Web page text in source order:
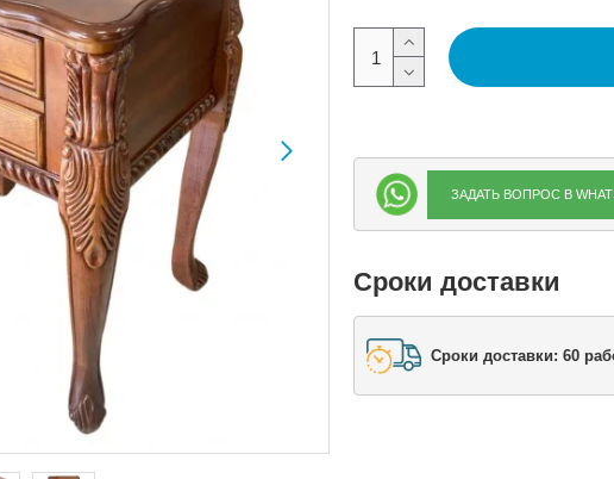
ЗАДАТЬ ВОПРОС В
Сроки доставки
Сроки доставки: 60